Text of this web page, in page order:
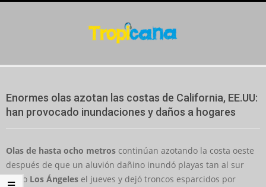
Menu
Enormes olas azotan las costas de California, EE.UU:
han provocado inundaciones y daños a hogares
Olas de hasta ocho metros continúan azotando la costa oeste
después de que un aluvión dañino inundó playas tan al sur
como Los Ángeles el jueves y dejó troncos esparcidos por